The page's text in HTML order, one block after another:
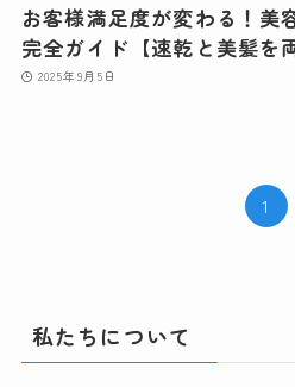
お客様満足度が変わる！美
完全ガイド【速乾と美髪を
2025年9月5日
1
私たちについて